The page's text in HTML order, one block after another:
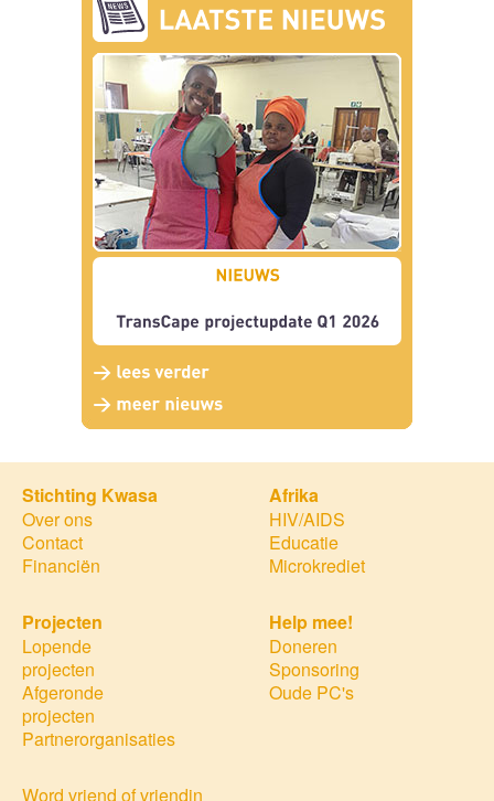
Stichting Kwasa
Over ons
Contact
Financiën
Afrika
HIV/AIDS
Educatie
Microkrediet
Projecten
Lopende
projecten
Afgeronde
projecten
Partnerorganisaties
Help mee!
Doneren
Sponsoring
Oude PC's
Word vriend of vriendin